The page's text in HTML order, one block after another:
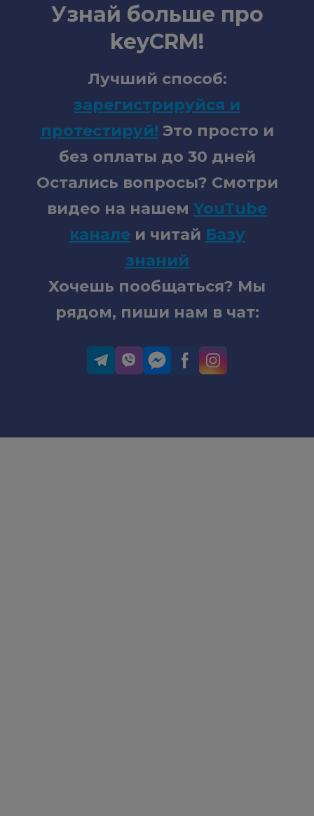
Узнай больше про
keyCRM!
Лучший способ:
зарегистрируйся и
протестируй! Это просто и
без оплаты до 30 дней
Остались вопросы? Смотри
видео на нашем YouTube
канале и читай Базу
знаний
Хочешь пообщаться? Мы
рядом, пиши нам в чат: